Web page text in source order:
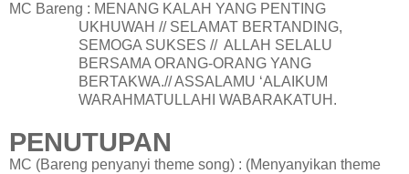
MC Bareng : MENANG KALAH YANG PENTING
UKHUWAH // SELAMAT BERTANDING,
SEMOGA SUKSES // ALLAH SELALU
BERSAMA ORANG-ORANG YANG
BERTAKWA.// ASSALAMU ‘ALAIKUM
WARAHMATULLAHI WABARAKATUH.
PENUTUPAN
MC (Bareng penyanyi theme song) : (Menyanyikan theme